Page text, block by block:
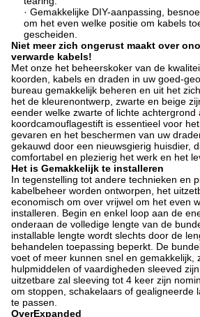
· Gemakkelijke DIY-aanpassing,
om het even welke positie om kabels
gescheiden.
Niet meer zich ongerust maakt over
verwarde kabels!
Met onze het beheerskoker van de
koorden, kabels en draden in uw goed-
bureau gemakkelijk beheren en uit het
het de kleurenontwerp, zwarte en beige
eender welke zwarte of lichte achtergrond
koordcamouflagestift is essentieel voor
gevaren en het beschermen van uw
gekauwd door een nieuwsgierig huisdier,
comfortabel en plezierig het werk en het
Het is Gemakkelijk te installeren
In tegenstelling tot andere technieken en
kabelbeheer worden ontworpen, het
economisch om over vrijwel om het even
installeren. Begin en enkel loop aan de
onderaan de volledige lengte van de
installable lengte wordt slechts door de
behandelen toepassing beperkt. De
voet of meer kunnen snel en gemakkelijk,
hulpmiddelen of vaardigheden sleeved
uitzetbare zal sleeving tot 4 keer zijn
om stoppen, schakelaars of gealigneerde
te passen.
OverExpanded